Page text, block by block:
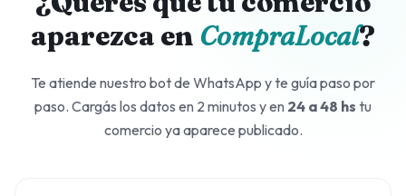
aparezca en CompraLocal?
Te atiende nuestro bot de WhatsApp y te guía paso por
paso. Cargás los datos en 2 minutos y en 24 a 48 hs tu
comercio ya aparece publicado.